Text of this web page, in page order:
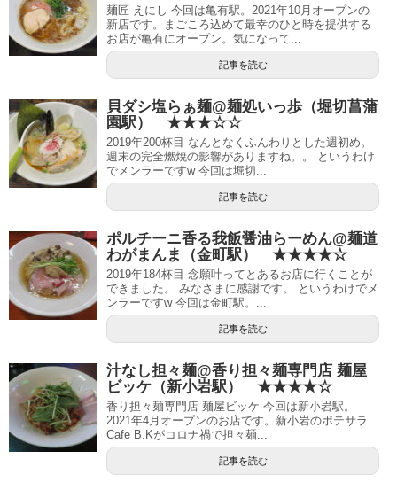
麺匠 えにし 今回は亀有駅。2021年10月オープンの
新店です。まごころ込めて最幸のひと時を提供する
お店が亀有にオープン。気になって...
記事を読む
貝ダシ塩らぁ麺@麺処いっ歩（堀切菖蒲
園駅） ★★★☆☆
2019年200杯目 なんとなくふんわりとした週初め。
週末の完全燃焼の影響がありますね。。 というわけ
でメンラーですw 今回は堀切...
記事を読む
ポルチーニ香る我飯醤油らーめん@麺道
わがまんま（金町駅） ★★★★☆
2019年184杯目 念願叶ってとあるお店に行くことが
できました。 みなさまに感謝です。 というわけでメ
ンラーですw 今回は金町駅。...
記事を読む
汁なし担々麺@香り担々麺専門店 麺屋
ビッケ（新小岩駅） ★★★★☆
香り担々麺専門店 麺屋ビッケ 今回は新小岩駅。
2021年4月オープンのお店です。新小岩のポテサラ
Cafe B.Kがコロナ禍で担々麺...
記事を読む